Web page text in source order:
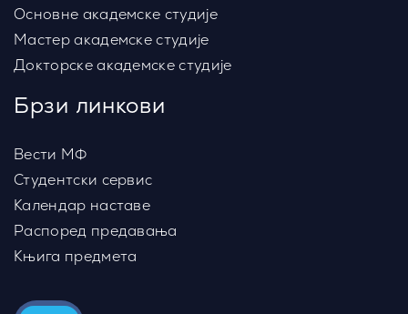
Основне академске студије
Мастер академске студије
Докторске академске студије
Брзи линкови
Вести МФ
Студентски сервис
Календар наставе
Распоред предавања
Књига предмета